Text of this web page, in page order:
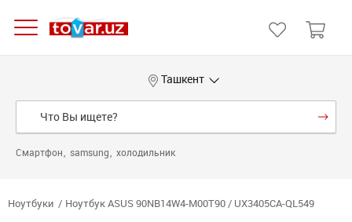
Ташкент
Смартфон samsung холодильник
Ноутбуки Ноутбук ASUS 90NB14W4-M00T90 / UX3405CA-QL549